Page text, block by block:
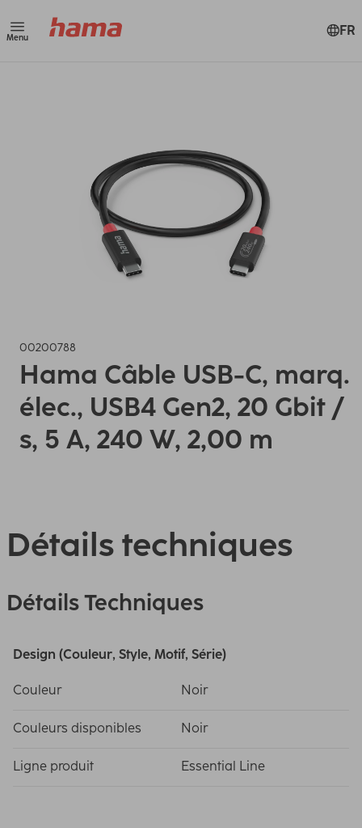
Menu FR
00200788
Hama Câble USB-C, marq.
élec., USB4 Gen2, 20 Gbit /
s, 5 A, 240 W, 2,00 m
Détails techniques
Détails Techniques
Design (Couleur, Style, Motif, Série)
Couleur Noir
Couleurs disponibles Noir
Ligne produit Essential Line